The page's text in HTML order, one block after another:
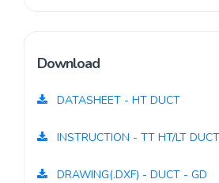
Download
DATASHEET - HT DUCT
INSTRUCTION - TT HT/LT DUCT
DRAWING(.DXF) - DUCT - GD